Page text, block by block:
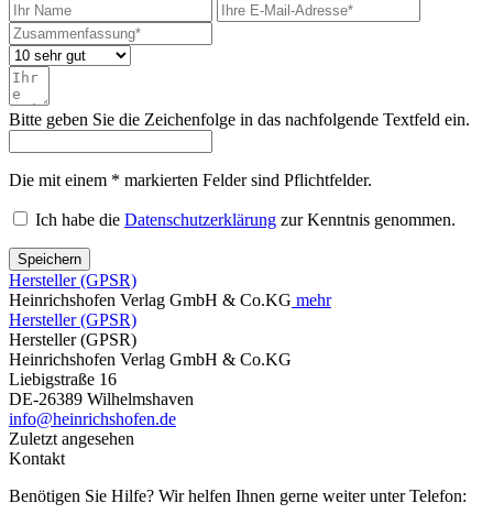
Bitte geben Sie die Zeichenfolge in das nachfolgende Textfeld ein.
Die mit einem * markierten Felder sind Pflichtfelder.
Ich habe die Datenschutzerklärung zur Kenntnis genommen.
Speichern
Hersteller (GPSR)
Heinrichshofen Verlag GmbH & Co.KG mehr
Hersteller (GPSR)
Hersteller (GPSR)
Heinrichshofen Verlag GmbH & Co.KG
Liebigstraße 16
DE-26389 Wilhelmshaven
info@heinrichshofen.de
Zuletzt angesehen
Kontakt
Benötigen Sie Hilfe? Wir helfen Ihnen gerne weiter unter Telefon: